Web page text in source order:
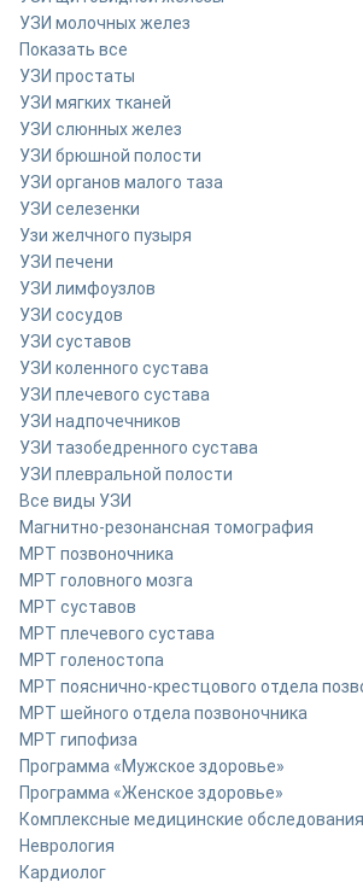
УЗИ молочных желез
Показать все
УЗИ простаты
УЗИ мягких тканей
УЗИ слюнных желез
УЗИ брюшной полости
УЗИ органов малого таза
УЗИ селезенки
Узи желчного пузыря
УЗИ печени
УЗИ лимфоузлов
УЗИ сосудов
УЗИ суставов
УЗИ коленного сустава
УЗИ плечевого сустава
УЗИ надпочечников
УЗИ тазобедренного сустава
УЗИ плевральной полости
Все виды УЗИ
Магнитно-резонансная томография
МРТ позвоночника
МРТ головного мозга
МРТ суставов
МРТ плечевого сустава
МРТ голеностопа
МРТ пояснично-крестцового отдела
МРТ шейного отдела позвоночника
МРТ гипофиза
Программа «Мужское здоровье»
Программа «Женское здоровье»
Комплексные медицинские
Неврология
Кардиолог